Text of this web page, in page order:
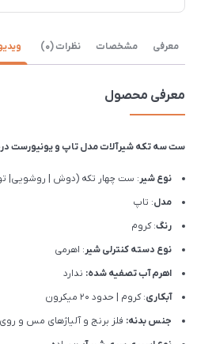
معرفی مشخصات نظرات (0) ویدیو
معرفی محصول
ست سه تکه شیرآلات مدل تاپ و یونیورست
نوع شیر: ست چهار تکه (دوش | روشویی|
مدل: تاپ
رنگ: کروم
نوع دسته کنترلی شیر: اهرمی
اهرم آب تصفیه شده: ندارد
آبکاری: کروم | حدود 20 میکرون
جنس بدنه: فلز برنج و آلیاژهای مس و